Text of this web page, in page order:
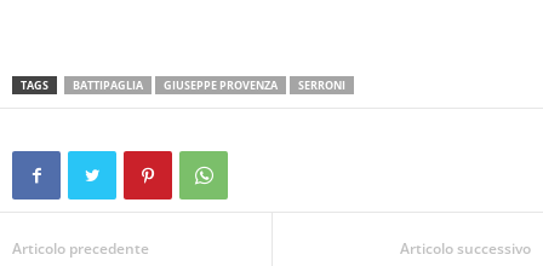
TAGS BATTIPAGLIA GIUSEPPE PROVENZA SERRONI
Articolo precedente Articolo successivo